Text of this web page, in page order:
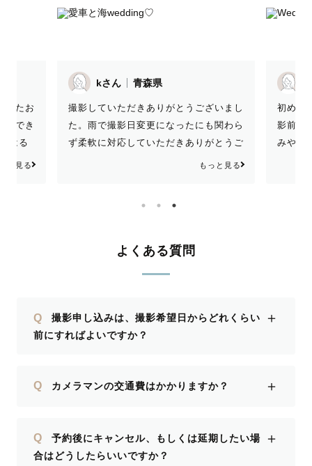
いたお
ができ
はる
ざいま
と見る
kさん 青森県
撮影していただきありがとうございまし
た。雨で撮影日変更になったにも関わら
ず柔軟に対応していただきありがとうご
ざいます！ 撮影時にはお心遣いいただ
た機会がありましたらよろしくお願いし
もっと見る
初めて
影前か
みやす
よくある質問
Q
撮影申し込みは、撮影希望日からどれくらい
前にすればよいですか？
＋
Q カメラマンの交通費はかかりますか？ ＋
Q
予約後にキャンセル、もしくは延期したい場
合はどうしたらいいですか？
＋